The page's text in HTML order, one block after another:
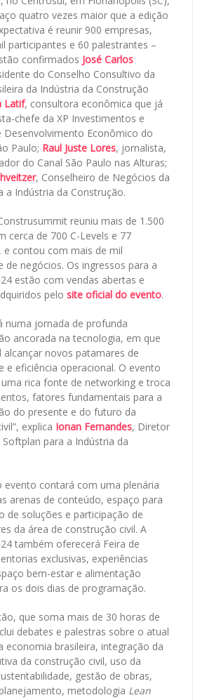
quatro vezes maior que a edição
é reunir 900 empresas,
participantes e 60 palestrantes –
confirmados José Carlos
do Conselho Consultivo da
da Indústria da Construção
Latif, consultora econômica que já
chefe da XP Investimentos e
Desenvolvimento Econômico do
Paulo; Raul Juste Lores, jornalista,
do Canal São Paulo nas Alturas;
, Conselheiro de Negócios da
a Indústria da Construção.
reuniu mais de 1.500
cerca de 700 C-Levels e 77
e contou com mais de mil
de negócios. Os ingressos para a
estão com vendas abertas e
pelo site oficial do evento.
numa jornada de profunda
ancorada na tecnologia, em que
alcançar novos patamares de
e eficiência operacional. O evento
rica fonte de networking e troca
fatores fundamentais para a
do presente e do futuro da
explica Ionan Fernandes, Diretor
Softplan para a Indústria da
evento contará com uma plenária
arenas de conteúdo, espaço para
de soluções e participação de
da área de construção civil. A
também oferecerá Feira de
exclusivas, experiências
bem-estar e alimentação
os dois dias de programação.
que soma mais de 30 horas de
debates e palestras sobre o atual
economia brasileira, integração da
da construção civil, uso da
gestão de obras,
metodologia Lean